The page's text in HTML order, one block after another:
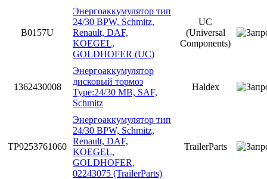
B0157U
Энергоаккумулятор тип
24/30 BPW, Schmitz,
Renault, DAF,
KOEGEL,
GOLDHOFER (UC)
UC
(Universal
Components)
1362430008
Энергоаккумулятор
дисковый тормоз
Type:24/30 MB, SAF,
Schmitz
Haldex
TP9253761060
Энергоаккумулятор тип
24/30 BPW, Schmitz,
Renault, DAF,
KOEGEL,
GOLDHOFER,
02243075 (TrailerParts)
TrailerParts